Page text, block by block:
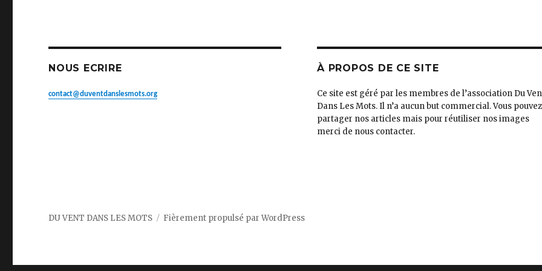
NOUS ECRIRE
contact@duventdanslesmots.org
À PROPOS DE CE SITE
Ce site est géré par les membres de l’association Du
Dans Les Mots. Il n’a aucun but commercial. Vous pouvez
partager nos articles mais pour réutiliser nos images
merci de nous contacter.
DU VENT DANS LES MOTS Fièrement propulsé par WordPress